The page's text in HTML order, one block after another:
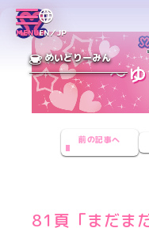
MENUEN／JP
めいどりーみん
前の記事へ
81頁「まだま